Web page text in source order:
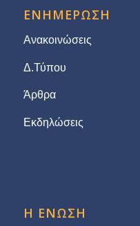
ΕΝΗΜΕΡΩΣΗ
Ανακοινώσεις
Δ.Τύπου
Άρθρα
Εκδηλώσεις
Η ΕΝΩΣΗ